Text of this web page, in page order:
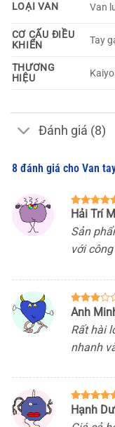
LOẠI VAN Van
CƠ CẤU ĐIỀU
KHIỂN
Tay
THƯƠNG
HIỆU
Đánh giá (8)
8 đánh giá cho Van
Được xếp
hạng
sao
Hải Trí
Sản
với
Được
hạng3
5 sao
Anh
Rất hài
nhanh
Được xếp
Hạnh